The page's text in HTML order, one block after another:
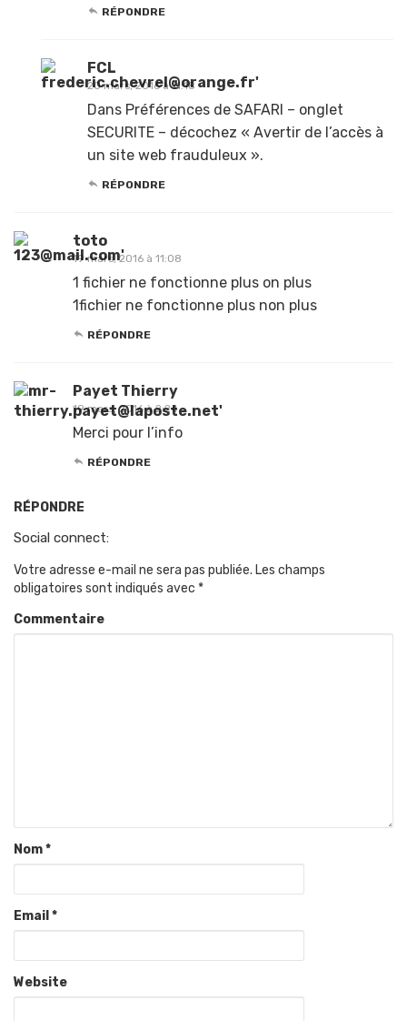
RÉPONDRE
FCL
20 mars, 2016 à 11:18
Dans Préférences de SAFARI – onglet
SECURITE – décochez « Avertir de l’accès à
un site web frauduleux ».
RÉPONDRE
toto
19 mars, 2016 à 11:08
1 fichier ne fonctionne plus on plus
1fichier ne fonctionne plus non plus
RÉPONDRE
Payet Thierry
19 mars, 2016 à 2:24
Merci pour l’info
RÉPONDRE
RÉPONDRE
Social connect:
Votre adresse e-mail ne sera pas publiée. Les champs
obligatoires sont indiqués avec *
Commentaire
Nom*
Email *
Website